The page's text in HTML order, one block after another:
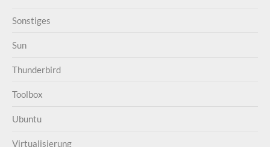
Sonstiges
Sun
Thunderbird
Toolbox
Ubuntu
Virtualisierung